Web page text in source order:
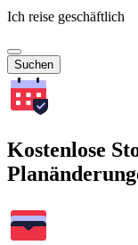
Ich reise geschäftlich
Suchen
Kostenlose